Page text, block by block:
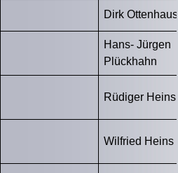
Dirk
Hans- Jürgen
Plückhahn
Rüdiger Heins
Wilfried Heins